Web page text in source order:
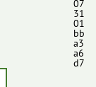
07
31
01
bb
a3
a6
d7